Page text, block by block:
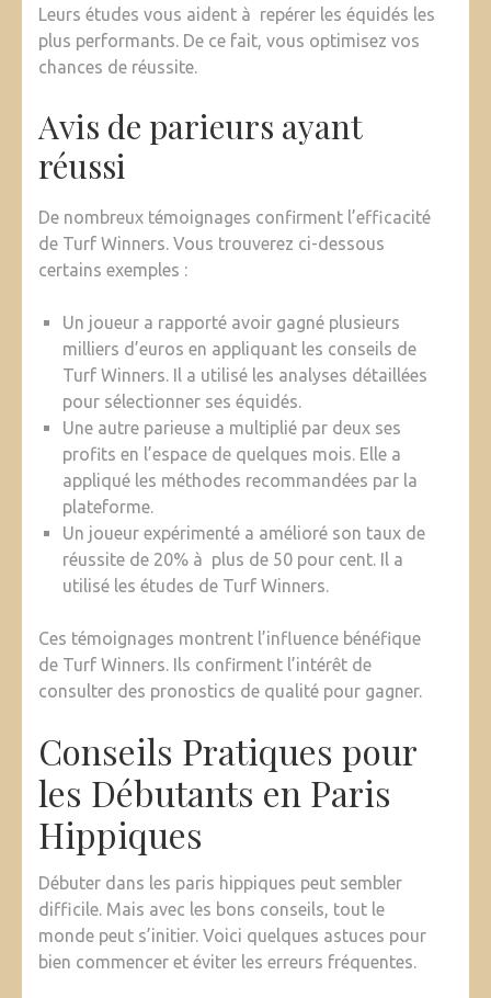
Leurs études vous aident à repérer les équidés les
plus performants. De ce fait, vous optimisez vos
chances de réussite.
Avis de parieurs ayant
réussi
De nombreux témoignages confirment l’efficacité
de Turf Winners. Vous trouverez ci-dessous
certains exemples :
Un joueur a rapporté avoir gagné plusieurs
milliers d’euros en appliquant les conseils de
Turf Winners. Il a utilisé les analyses détaillées
pour sélectionner ses équidés.
Une autre parieuse a multiplié par deux ses
profits en l’espace de quelques mois. Elle a
appliqué les méthodes recommandées par la
plateforme.
Un joueur expérimenté a amélioré son taux de
réussite de 20% à plus de 50 pour cent. Il a
utilisé les études de Turf Winners.
Ces témoignages montrent l’influence bénéfique
de Turf Winners. Ils confirment l’intérêt de
consulter des pronostics de qualité pour gagner.
Conseils Pratiques pour
les Débutants en Paris
Hippiques
Débuter dans les paris hippiques peut sembler
difficile. Mais avec les bons conseils, tout le
monde peut s’initier. Voici quelques astuces pour
bien commencer et éviter les erreurs fréquentes.